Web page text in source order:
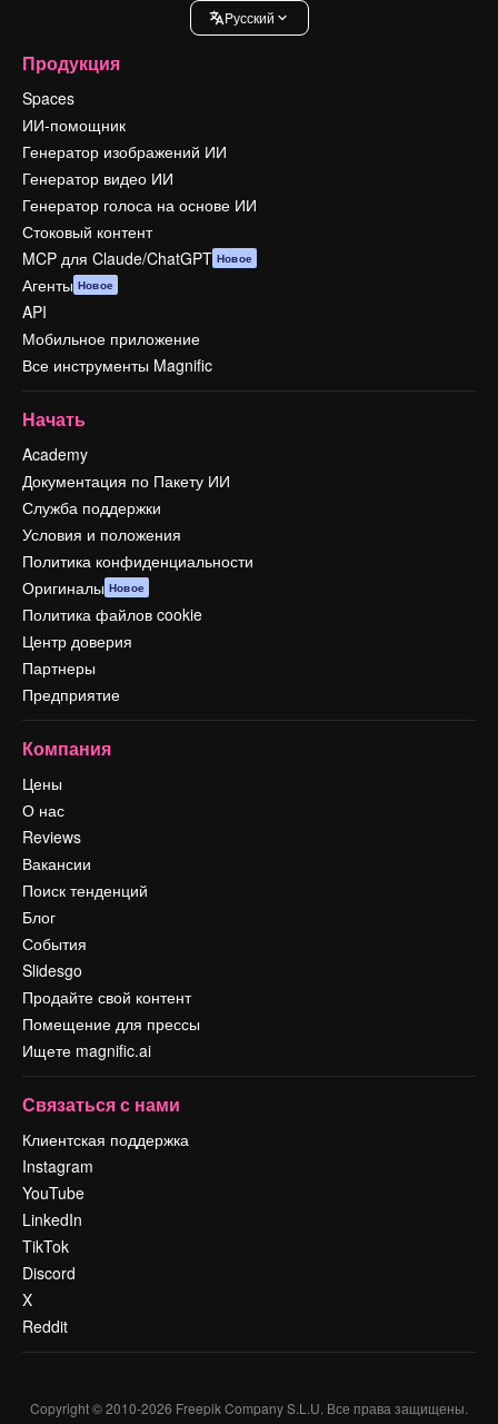
Pусский
Продукция
Spaces
ИИ-помощник
Генератор изображений ИИ
Генератор видео ИИ
Генератор голоса на основе ИИ
Стоковый контент
MCP для Claude/ChatGPT Новое
Агенты Новое
API
Мобильное приложение
Все инструменты Magnific
Начать
Academy
Документация по Пакету ИИ
Служба поддержки
Условия и положения
Политика конфиденциальности
Оригиналы Новое
Политика файлов cookie
Центр доверия
Партнеры
Предприятие
Компания
Цены
О нас
Reviews
Вакансии
Поиск тенденций
Блог
События
Slidesgo
Продайте свой контент
Помещение для прессы
Ищете magnific.ai
Связаться с нами
Клиентская поддержка
Instagram
YouTube
LinkedIn
TikTok
Discord
X
Reddit
Copyright © 2010-2026 Freepik Company S.L.U. Все права защищены.